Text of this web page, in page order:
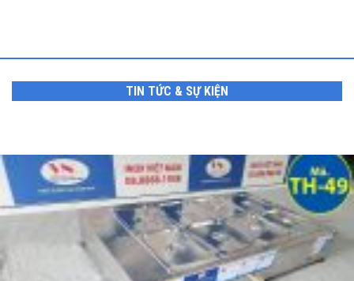
TIN TỨC & SỰ KIỆN